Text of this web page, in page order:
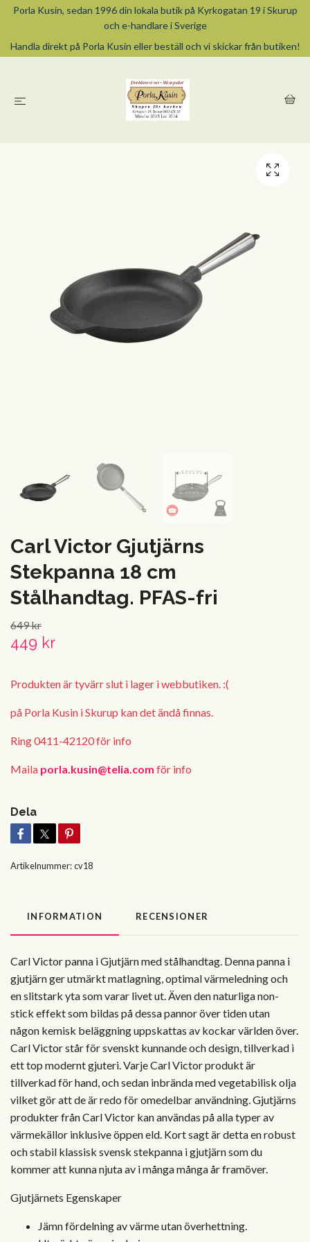
Porla Kusin, sedan 1996 din lokala butik på Kyrkogatan 19 i Skurup
och e-handlare i Sverige
Handla direkt på Porla Kusin eller beställ och vi skickar från butiken!
Carl Victor Gjutjärns
Stekpanna 18 cm
Stålhandtag. PFAS-fri
649 kr
449 kr
Produkten är tyvärr slut i lager i webbutiken. :(
på Porla Kusin i Skurup kan det ändå finnas.
Ring 0411-42120 för info
Maila porla.kusin@telia.com för info
Dela
Artikelnummer:cv18
INFORMATION RECENSIONER
Carl Victor panna i Gjutjärn med stålhandtag. Denna panna i
gjutjärn ger utmärkt matlagning, optimal värmeledning och
en slitstark yta som varar livet ut. Även den naturliga non-
stick effekt som bildas på dessa pannor över tiden utan
någon kemisk beläggning uppskattas av kockar världen över.
Carl Victor står för svenskt kunnande och design, tillverkad i
ett top modernt gjuteri. Varje Carl Victor produkt är
tillverkad för hand, och sedan inbrända med vegetabilisk olja
vilket gör att de är redo för omedelbar användning. Gjutjärns
produkter från Carl Victor kan användas på alla typer av
värmekällor inklusive öppen eld. Kort sagt är detta en robust
och stabil klassisk svensk stekpanna i gjutjärn som du
kommer att kunna njuta av i många många år framöver.
Gjutjärnets Egenskaper
Jämn fördelning av värme utan överhettning.